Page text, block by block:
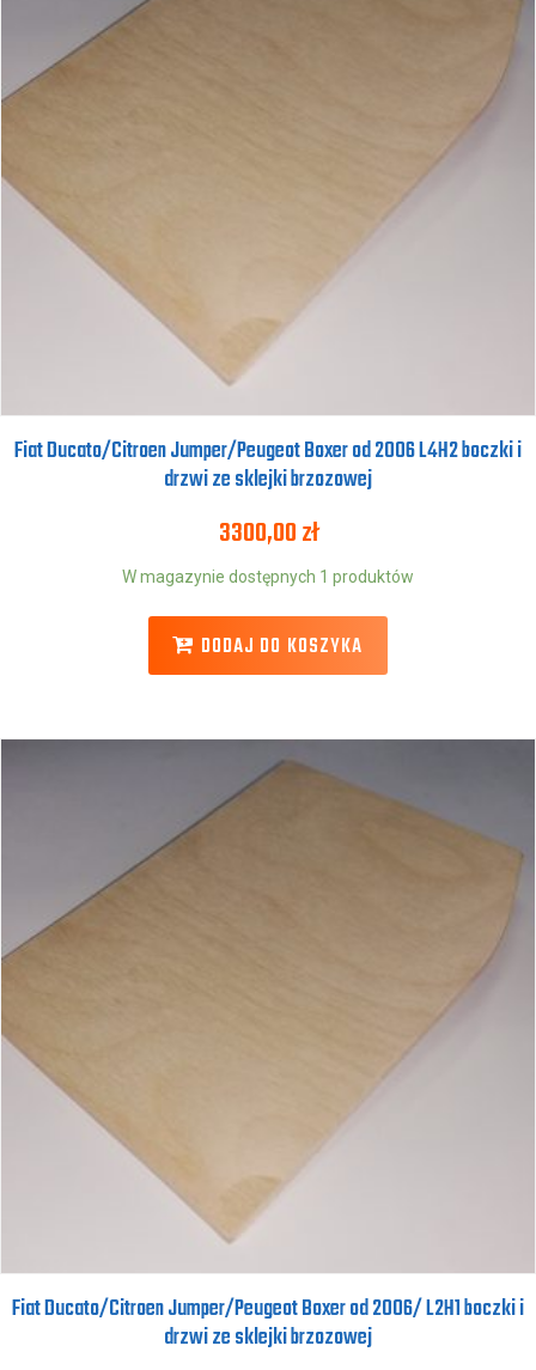
Fiat Ducato/Citroen Jumper/Peugeot Boxer od 2006 L4H2 boczki i
drzwi ze sklejki brzozowej
3300,00zł
W magazynie dostępnych 1 produktów
DODAJ DO KOSZYKA
Fiat Ducato/Citroen Jumper/Peugeot Boxer od 2006/ L2H1 boczki i
drzwi ze sklejki brzozowej